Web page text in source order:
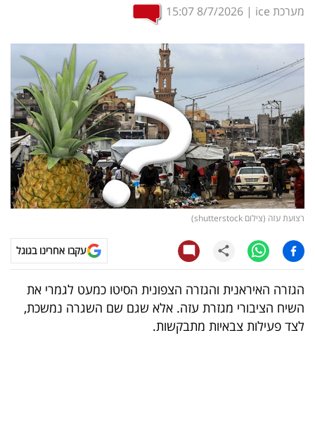
משפט
מדדים
ומחקרים
דעות
רכילות
עסקית
קריפטו
ויראלי
טלוויזיה
עסקי
ספורט
מערכת ice |
8/7/2026
15:07
רצועת עזה (צילום shutterstock)
עקבו אחרינו בגוגל
הגזרה האיראנית והגזרה הצפונית הסיטו כמעט לגמרי את
השיח הציבורי מגזרת עזה. אלא שגם שם השגרה נמשכת,
לצד פעילות צבאיות מתבקשות.